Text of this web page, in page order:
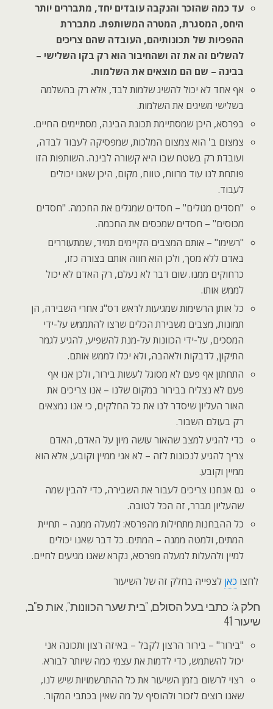
עד כמה שהזכר והנקבה עובדים יחד, מתבררים יותר
היחס, המסגרת, המטרה המשותפת. מתבררת
ההפכיות של תכונותיהם, העובדה שהם צריכים
להשלים זה את זה ושהחיבור הוא רק בקו השלישי –
בבינה – שם הם מוצאים את השלמות.
אף אחד לא יכול להשיג שלמות לבד, אלא רק בהשלמה
בשלישי משיגים את השלמות.
בפרסא, היכן שמסתיימת תכונת הבינה, מסתיימים החיים.
צמצום ב' הוא צמצום המלכות, שמפסיקה לעבוד לבדה,
ועובדת רק בשטח שבו היא קשורה לבינה. השותפות הזו
פותחת לנו עוד מרווח, טווח, מקום, היכן שאנו יכולים
לעבוד.
"חסדים מגולים" – חסדים שמגלים את החכמה. "חסדים
מכוסים" – חסדים שמכסים את החכמה.
"רשימו" – אותם המצבים הקיימים תמיד, שמתעוררים
באדם ללא מסך, ולכן הוא חווה אותם בצורה כזו,
כרחוקים ממנו. שום דבר לא נעלם, רק האדם לא יכול
לממש אותו.
כל אותן הרשימות שמגיעות לראש דס"ג אחרי השבירה, הן
תמונות, מצבים משבירת הכלים שרצו להתממש על-ידי
המסכים, על-ידי הכוונות על-מנת להשפיע, להגיע לגמר
התיקון, לדבקות ולאהבה, ולא יכלו לממש אותם.
התחתון אף פעם לא מסוגל לעשות בירור, ולכן אנו אף
פעם לא נצליח בבירור במקום שלנו – אנו צריכים את
האור העליון שיסדר לנו את כל החלקים, כי אנו נמצאים
רק בעולם השבור.
כדי להגיע למצב שהאור עושה מיון על האדם, האדם
צריך להגיע לנכונות לזה – לא אני ממיין וקובע, אלא הוא
ממיין וקובע.
גם אנחנו צריכים לעבור את השבירה, כדי להבין שמה
שהעליון מברר, זה הכל לטובה.
כל ההבחנות מתחילות מהפרסא: למעלה ממנה – תחיית
המתים, ולמטה ממנה – המתים. כל דבר שאנו יכולים
למיין ולהעלות למעלה מפרסא, נקרא שאנו מגיעים לחיים.
לחצו כאן לצפייה בחלק זה של השיעור
חלק ג': כתבי בעל הסולם, "בית שער הכוונות", אות פ"ב,
שיעור 41
"בירור" – בירור הרצון לקבל – באיזה רצון ותכונה אני
יכול להשתמש, כדי לדמות את עצמי כמה שיותר לבורא.
רצוי לרשום בזמן השיעור את כל ההתרשמויות שיש לנו,
שאנו רוצים לזכור ולהוסיף על מה שאין בכתבי המקור.